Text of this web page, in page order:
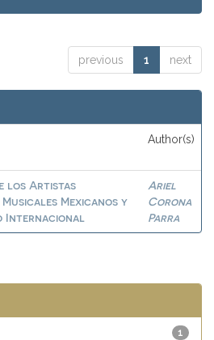
previous 1 next
Author(s)
los Artistas
Mexicanos y
Internacional
Ariel
Corona
Parra
1